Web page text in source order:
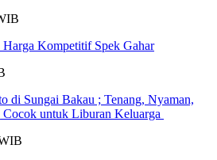
Kompetitif Spek Gahar
di Sungai Bakau ; Tenang, Nyaman,
untuk Liburan Keluarga